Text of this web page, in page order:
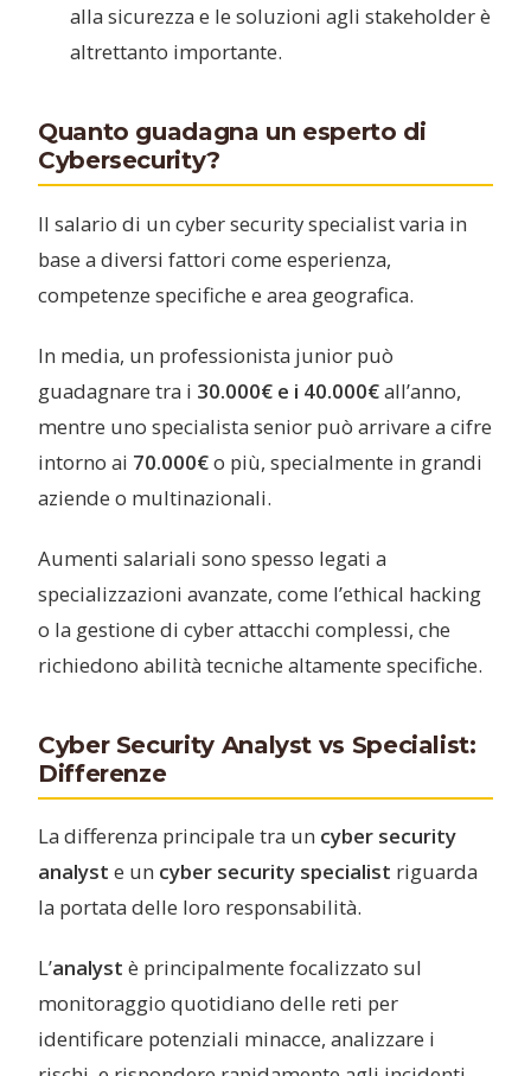
alla sicurezza e le soluzioni agli stakeholder è
altrettanto importante.
Quanto guadagna un esperto di
Cybersecurity?
Il salario di un cyber security specialist varia in
base a diversi fattori come esperienza,
competenze specifiche e area geografica.
In media, un professionista junior può
guadagnare tra i 30.000€ e i 40.000€all’anno,
mentre uno specialista senior può arrivare a cifre
intorno ai 70.000€o più, specialmente in grandi
aziende o multinazionali.
Aumenti salariali sono spesso legati a
specializzazioni avanzate, come l’ethical hacking
o la gestione di cyber attacchi complessi, che
richiedono abilità tecniche altamente specifiche.
Cyber Security Analyst vs Specialist:
Differenze
La differenza principale tra un cyber security
analyst e un cyber security specialist riguarda
la portata delle loro responsabilità.
L’analyst è principalmente focalizzato sul
monitoraggio quotidiano delle reti per
identificare potenziali minacce, analizzare i